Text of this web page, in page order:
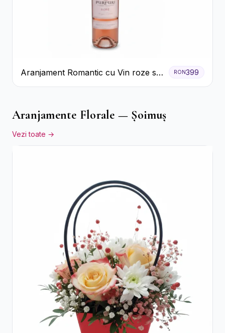
Aranjament Romantic cu Vin roze si
Flori pastel
RON399
Aranjamente Florale — Șoimuș
Vezi toate →